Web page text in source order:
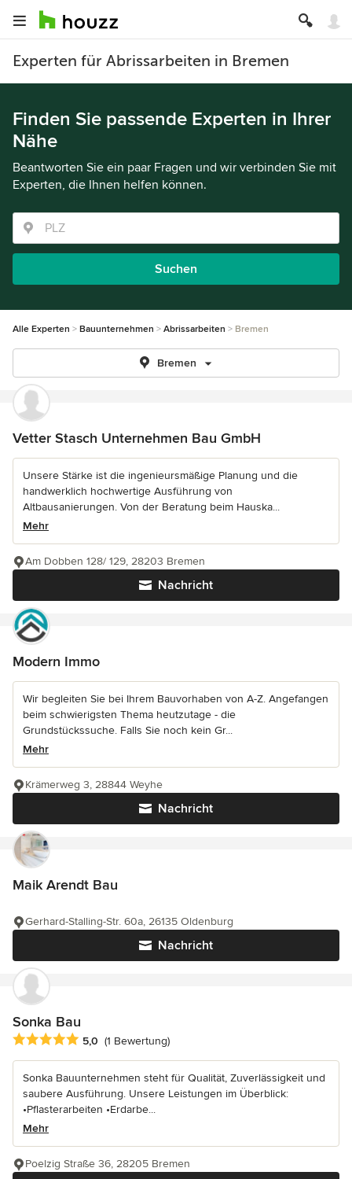
Experten für Abrissarbeiten in Bremen
Finden Sie passende Experten in Ihrer
Nähe
Beantworten Sie ein paar Fragen und wir verbinden Sie mit
Experten, die Ihnen helfen können.
Suchen
Alle Experten Bauunternehmen Abrissarbeiten Bremen
Bremen
Vetter Stasch Unternehmen Bau GmbH
Unsere Stärke ist die ingenieursmäßige Planung und die
handwerklich hochwertige Ausführung von
Altbausanierungen. Von der Beratung beim Hauska...
Mehr
Nachricht
Am Dobben 128/ 129, 28203 Bremen
Modern Immo
Wir begleiten Sie bei Ihrem Bauvorhaben von A-Z. Angefangen
beim schwierigsten Thema heutzutage - die
Grundstückssuche. Falls Sie noch kein Gr...
Mehr
Nachricht
Krämerweg 3, 28844 Weyhe
Maik Arendt Bau
Nachricht
Gerhard-Stalling-Str. 60a, 26135 Oldenburg
Sonka Bau
Durchschnittliche Bewertung: 5 von 5 Sternen
5,0 (1 Bewertung)
Sonka Bauunternehmen steht für Qualität, Zuverlässigkeit und
saubere Ausführung. Unsere Leistungen im Überblick:
•Pflasterarbeiten •Erdarbe...
Mehr
Poelzig Straße 36, 28205 Bremen